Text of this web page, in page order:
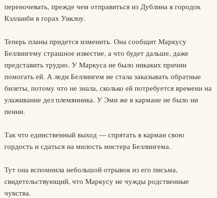
переночевать, прежде чем отправиться из Дублина в городок
Кэлланби в горах Уиклоу.
Теперь планы придется изменить. Она сообщит Маркусу
Беллингему страшное известие, а что будет дальше, даже
представить трудно. У Маркуса не было никаких причин
помогать ей. А леди Беллингем не стала заказывать обратные
билеты, потому что не знала, сколько ей потребуется времени на
улаживание дел племянника. У Эми же в кармане не было ни
пенни.
Так что единственный выход — спрятать в карман свою
гордость и сдаться на милость мистера Беллингема.
Тут она вспомнила небольшой отрывок из его письма,
свидетельствующий, что Маркусу не чужды родственные
чувства.